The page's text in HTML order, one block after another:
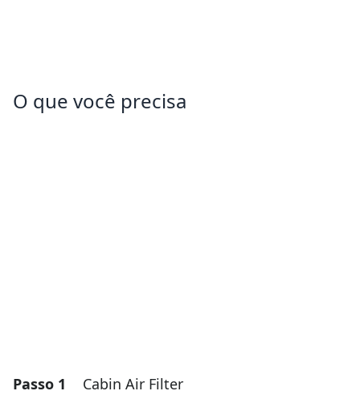
O que você precisa
Passo 1 Cabin Air Filter